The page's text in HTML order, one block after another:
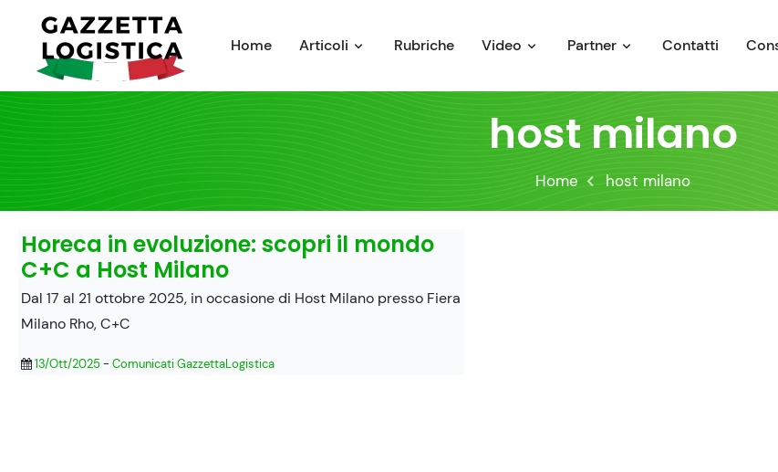
content
Home Articoli Rubriche Video Partner Contatti
host milano
Home host milano
Horeca in evoluzione: scopri il mondo
C+C a Host Milano
Dal 17 al 21 ottobre 2025, in occasione di Host Milano presso Fiera
Milano Rho, C+C
13/Ott/2025- Comunicati GazzettaLogistica